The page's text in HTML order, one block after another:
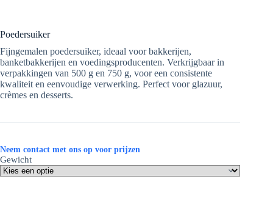
Poedersuiker
Fijngemalen poedersuiker, ideaal voor bakkerijen,
banketbakkerijen en voedingsproducenten. Verkrijgbaar in
verpakkingen van 500 g en 750 g, voor een consistente
kwaliteit en eenvoudige verwerking. Perfect voor glazuur,
crèmes en desserts.
Neem contact met ons op voor prijzen
Gewicht